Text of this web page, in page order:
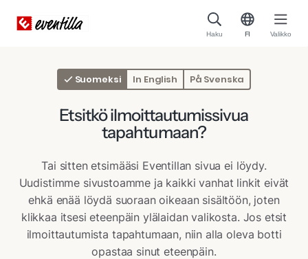
Haku FI Valikko
Suomeksi In English På Svenska
Etsitkö ilmoittautumissivua
tapahtumaan?
Tai sitten etsimääsi Eventillan sivua ei löydy.
Uudistimme sivustoamme ja kaikki vanhat linkit eivät
ehkä enää löydä suoraan oikeaan sisältöön, joten
klikkaa itsesi eteenpäin ylälaidan valikosta. Jos etsit
ilmoittautumista tapahtumaan, niin alla oleva botti
opastaa sinut eteenpäin.